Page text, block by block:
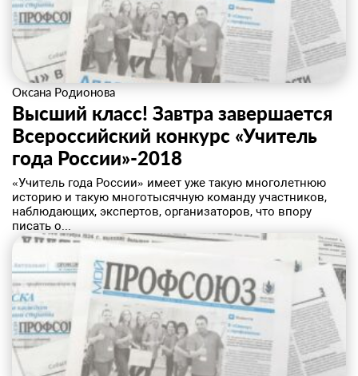
Оксана Родионова
Высший класс! Завтра завершается
Всероссийский конкурс «Учитель
года России»-2018
​«Учитель года России» имеет уже такую многолетнюю
историю и такую многотысячную команду участников,
наблюдающих, экспертов, организаторов, что впору
писать о...